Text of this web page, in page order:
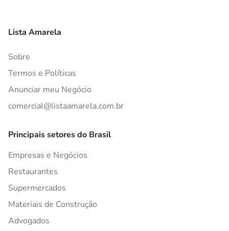
Lista Amarela
Sobre
Termos e Políticas
Anunciar meu Negócio
comercial@listaamarela.com.br
Principais setores do Brasil
Empresas e Negócios
Restaurantes
Supermercados
Materiais de Construção
Advogados